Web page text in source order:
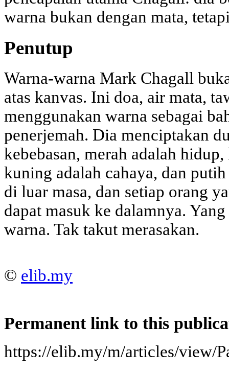
warna bukan dengan mata,
Penutup
Warna-warna Mark Chagall
atas kanvas. Ini doa, air mata,
menggunakan warna sebagai
penerjemah. Dia menciptakan
kebebasan, merah adalah
kuning adalah cahaya, dan
di luar masa, dan setiap orang
dapat masuk ke dalamnya.
warna. Tak takut merasakan.
© elib.my
Permanent link to this
https://elib.my/m/articles/view/